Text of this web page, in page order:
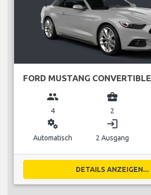
FORD MUSTANG CONVERTIBLE
group
4
business_center
2
miscellaneous_services
Automatisch
login
2 Ausgang
DETAILS ANZEIGEN...